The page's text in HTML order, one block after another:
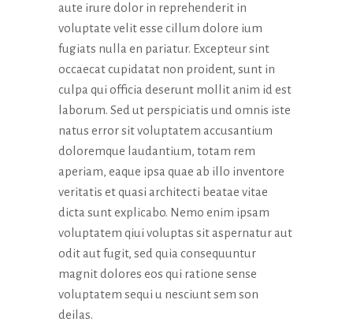
aute irure dolor in reprehenderit in
voluptate velit esse cillum dolore ium
fugiats nulla en pariatur. Excepteur sint
occaecat cupidatat non proident, sunt in
culpa qui officia deserunt mollit anim id est
laborum. Sed ut perspiciatis und omnis iste
natus error sit voluptatem accusantium
doloremque laudantium, totam rem
aperiam, eaque ipsa quae ab illo inventore
veritatis et quasi architecti beatae vitae
dicta sunt explicabo. Nemo enim ipsam
voluptatem qiui voluptas sit aspernatur aut
odit aut fugit, sed quia consequuntur
magnit dolores eos qui ratione sense
voluptatem sequi u nesciunt sem son
deilas.